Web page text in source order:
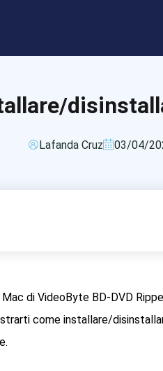
Lafanda Cruz 03/04/
di VideoByte BD-DVD
come installare/